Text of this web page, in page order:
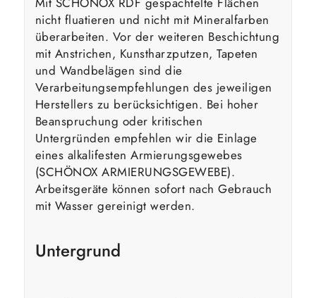
nicht fluatieren und nicht mit Mineralfarben
überarbeiten. Vor der weiteren Beschichtung
mit Anstrichen, Kunstharzputzen, Tapeten
und Wandbelägen sind die
Verarbeitungsempfehlungen des jeweiligen
Herstellers zu berücksichtigen. Bei hoher
Beanspruchung oder kritischen
Untergründen empfehlen wir die Einlage
eines alkalifesten Armierungsgewebes
(SCHÖNOX ARMIERUNGSGEWEBE).
Arbeitsgeräte können sofort nach Gebrauch
mit Wasser gereinigt werden.
Untergrund